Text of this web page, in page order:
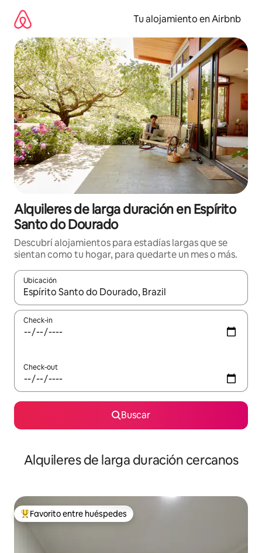
contenido
Tu alojamiento en Airbnb
Alquileres de larga duración en Espírito
Santo do Dourado
Descubrí alojamientos para estadías largas que se
sientan como tu hogar, para quedarte un mes o más.
Ubicación
Cuando los resultados estén disponibles, navegá con las
Check-in
Check-out
Buscar
Alquileres de larga duración cercanos
Favorito entre los huéspedes más destacados
Favorito entre huéspedes